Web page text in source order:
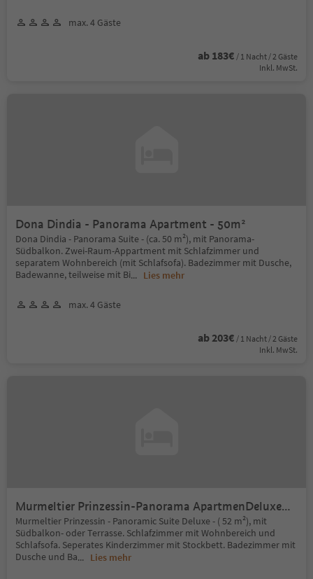
max. 4 Gäste
ab 183€ / 1 Nacht / 2 Gäste
Inkl. MwSt.
Dona Dindia - Panorama Apartment - 50m²
Dona Dindia - Panorama Suite - (ca. 50 m²), mit Panorama-
Südbalkon. Zwei-Raum-Appartment mit Schlafzimmer und
separatem Wohnbereich (mit Schlafsofa). Badezimmer mit Dusche,
Badewanne, teilweise mit Bi... Lies mehr
max. 4 Gäste
ab 203€ / 1 Nacht / 2 Gäste
Inkl. MwSt.
Murmeltier Prinzessin-Panorama ApartmenDeluxe
52m²
Murmeltier Prinzessin - Panoramic Suite Deluxe - ( 52 m²), mit
Südbalkon- oder Terrasse. Schlafzimmer mit Wohnbereich und
Schlafsofa. Seperates Kinderzimmer mit Stockbett. Badezimmer mit
Dusche und Ba... Lies mehr